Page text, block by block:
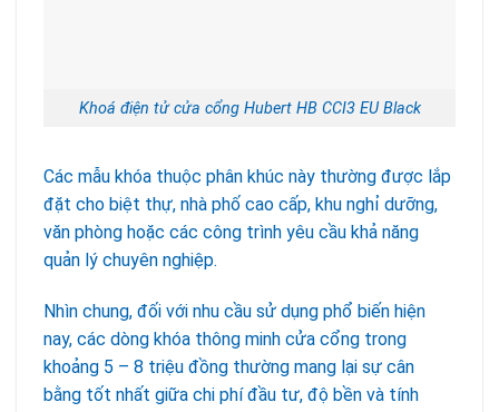
Khoá điện tử cửa cổng Hubert HB CCI3 EU Black
Các mẫu khóa thuộc phân khúc này thường được lắp
đặt cho biệt thự, nhà phố cao cấp, khu nghỉ dưỡng,
văn phòng hoặc các công trình yêu cầu khả năng
quản lý chuyên nghiệp.
Nhìn chung, đối với nhu cầu sử dụng phổ biến hiện
nay, các dòng khóa thông minh cửa cổng trong
khoảng 5 – 8 triệu đồng thường mang lại sự cân
bằng tốt nhất giữa chi phí đầu tư, độ bền và tính